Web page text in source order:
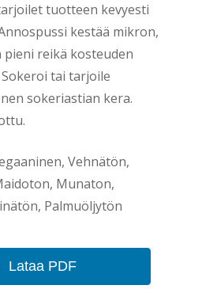
tuotteen kevyesti
kestää mikron,
pieni reikä kosteuden
tai tarjoile
sokeriastian kera.
Vehnätön,
Munaton,
Palmuöljytön
Lataa PDF